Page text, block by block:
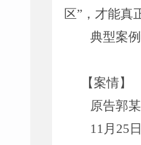
区”，才能真
典型案例
【案情】
原告郭
11月25